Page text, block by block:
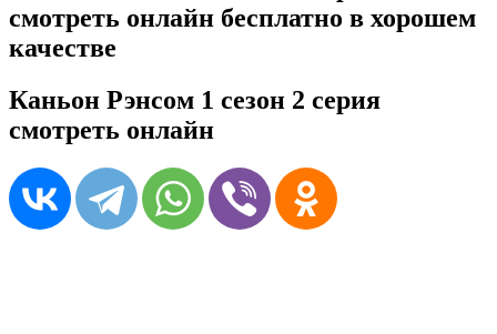
смотреть онлайн бесплатно в хорошем
качестве
Каньон Рэнсом 1 сезон 2 серия
смотреть онлайн